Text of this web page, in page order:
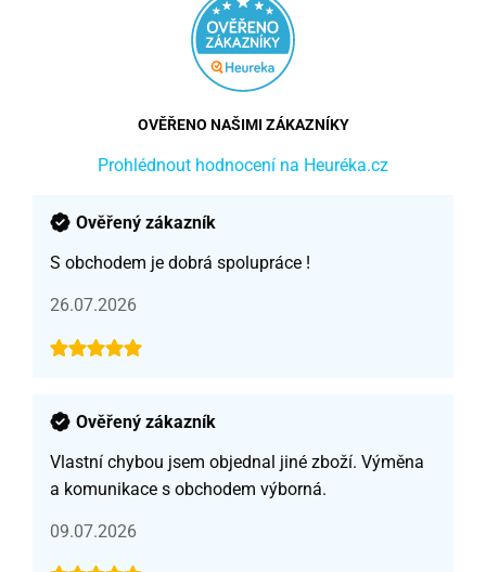
OVĚŘENO NAŠIMI ZÁKAZNÍKY
Prohlédnout hodnocení na Heuréka.cz
Ověřený zákazník
S obchodem je dobrá spolupráce !
26.07.2026
Ověřený zákazník
Vlastní chybou jsem objednal jiné zboží. Výměna
a komunikace s obchodem výborná.
09.07.2026